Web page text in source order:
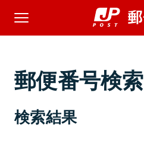
郵便番号検索
検索結果